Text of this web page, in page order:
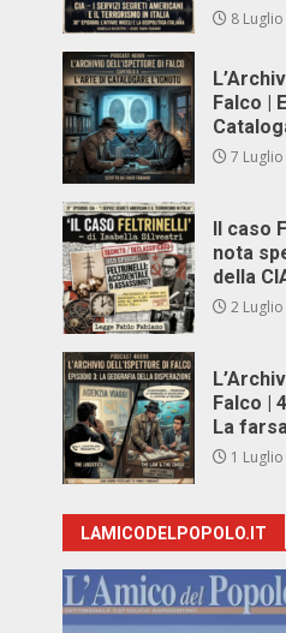
8
Falco |
7
Il caso
nota
della
2
Falco |
La
1
LAMICODELPOPOLO.IT